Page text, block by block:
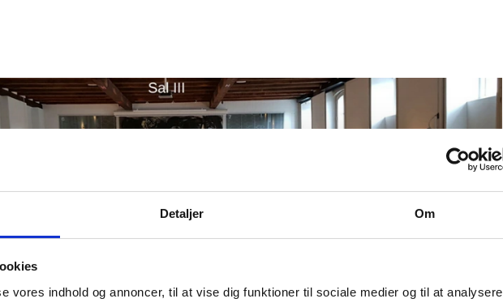
Detaljer Om
vores indhold og annoncer, til at vise dig funktioner til sociale medier og til at analysere